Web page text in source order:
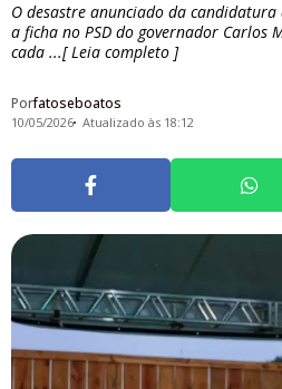
O desastre anunciado da
a ficha no PSD do governador Carlos
cada ...[ Leia completo ]
Porfatoseboatos
10/05/2026 Atualizado às 18:12